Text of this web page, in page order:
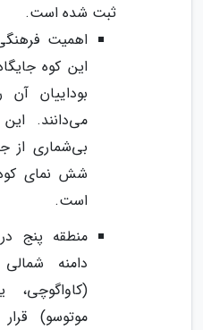
ثبت شده است.
اهمیت
این کوه
بوداییان آن
می‌دانند.
بی‌شماری از
شش نمای
است.
دامنه
موتوسو)